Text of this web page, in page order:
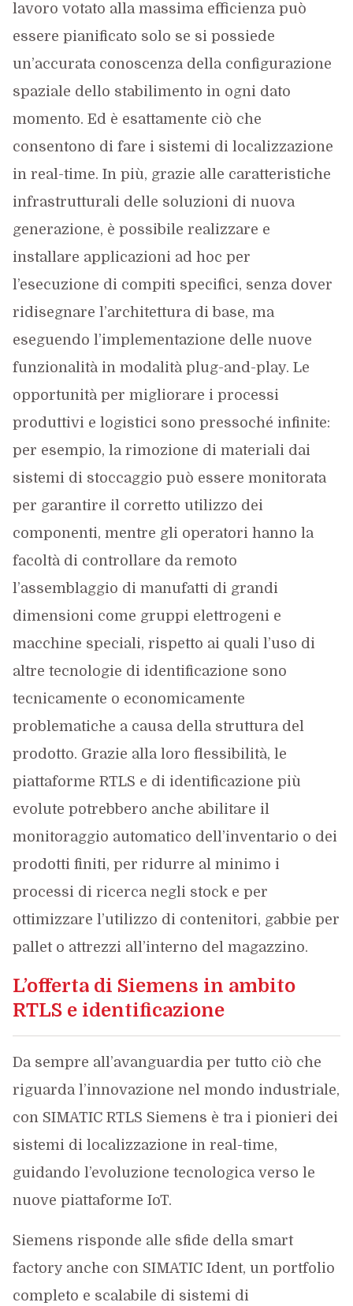
lavoro votato alla massima efficienza può
essere pianificato solo se si possiede
un’accurata conoscenza della configurazione
spaziale dello stabilimento in ogni dato
momento. Ed è esattamente ciò che
consentono di fare i sistemi di localizzazione
in real-time. In più, grazie alle caratteristiche
infrastrutturali delle soluzioni di nuova
generazione, è possibile realizzare e
installare applicazioni ad hoc per
l’esecuzione di compiti specifici, senza dover
ridisegnare l’architettura di base, ma
eseguendo l’implementazione delle nuove
funzionalità in modalità plug-and-play. Le
opportunità per migliorare i processi
produttivi e logistici sono pressoché infinite:
per esempio, la rimozione di materiali dai
sistemi di stoccaggio può essere monitorata
per garantire il corretto utilizzo dei
componenti, mentre gli operatori hanno la
facoltà di controllare da remoto
l’assemblaggio di manufatti di grandi
dimensioni come gruppi elettrogeni e
macchine speciali, rispetto ai quali l’uso di
altre tecnologie di identificazione sono
tecnicamente o economicamente
problematiche a causa della struttura del
prodotto. Grazie alla loro flessibilità, le
piattaforme RTLS e di identificazione più
evolute potrebbero anche abilitare il
monitoraggio automatico dell’inventario o dei
prodotti finiti, per ridurre al minimo i
processi di ricerca negli stock e per
ottimizzare l’utilizzo di contenitori, gabbie per
pallet o attrezzi all’interno del magazzino.
L’offerta di Siemens in ambito
RTLS e identificazione
Da sempre all’avanguardia per tutto ciò che
riguarda l’innovazione nel mondo industriale,
con SIMATIC RTLS Siemens è tra i pionieri dei
sistemi di localizzazione in real-time,
guidando l’evoluzione tecnologica verso le
nuove piattaforme IoT.
Siemens risponde alle sfide della smart
factory anche con SIMATIC Ident, un portfolio
completo e scalabile di sistemi di